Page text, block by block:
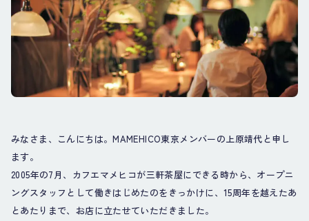
みなさま、こんにちは。MAMEHICO東京メンバーの上原靖代と申し
ます。
2005年の7月、カフエマメヒコが三軒茶屋にできる時から、オープニ
ングスタッフとして働きはじめたのをきっかけに、15周年を越えたあ
とあたりまで、お店に立たせていただきました。